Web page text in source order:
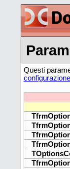
Questi
configurazione